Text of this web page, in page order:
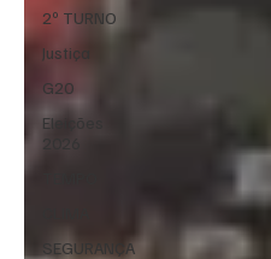
2º TURNO
Justiça
G20
Eleições
SEGURANÇA